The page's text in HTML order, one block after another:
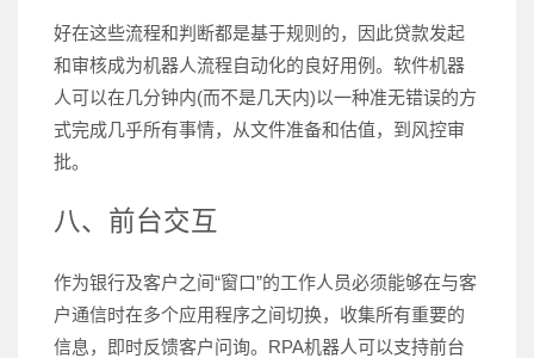
好在这些流程和判断都是基于规则的，因此贷款发起
和审核成为机器人流程自动化的良好用例。软件机器
人可以在几分钟内(而不是几天内)以一种准无错误的方
式完成几乎所有事情，从文件准备和估值，到风控审
批。
八、前台交互
作为银行及客户之间“窗口”的工作人员必须能够在与客
户通信时在多个应用程序之间切换，收集所有重要的
信息，即时反馈客户问询。RPA机器人可以支持前台